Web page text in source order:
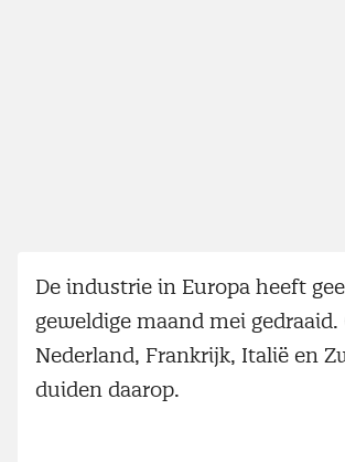
De industrie in Europa heeft
geweldige maand mei
Nederland, Frankrijk, Italië en
duiden daarop.